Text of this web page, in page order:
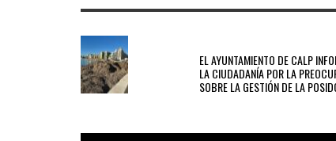
EL AYUNTAMIENTO DE CALP
LA CIUDADANÍA POR LA
SOBRE LA GESTIÓN DE LA